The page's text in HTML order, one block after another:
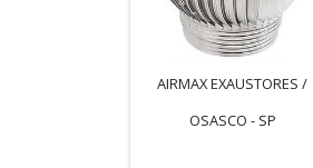
AIRMAX EXAUSTORES /
OSASCO - SP